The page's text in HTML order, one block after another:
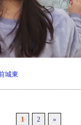
城東
1 2 »